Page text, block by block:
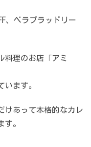
、ベラブラッドリー
料理のお店「アミ
います。
けあって本格的なカレ
す。